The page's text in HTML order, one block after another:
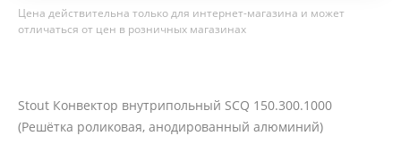
Цена действительна только для интернет-магазина и может
отличаться от цен в розничных магазинах
Stout Конвектор внутрипольный SCQ 150.300.1000
(Решётка роликовая, анодированный алюминий)